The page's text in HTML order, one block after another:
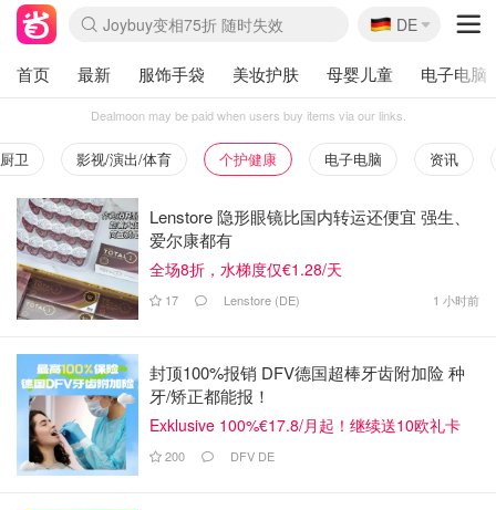
Joybuy变相75折 随时失效
🇩🇪
DE
首页 最新 服饰手袋 美妆护肤 母婴儿童 电子电脑
Dealmoon may be paid when users buy items via our links.
卫 影视/演出/体育 个护健康 电子电脑 资讯
Lenstore 隐形眼镜比国内转运还便宜 强生、
爱尔康都有
全场8折，水梯度仅€1.28/天
17 Lenstore (DE) 1 小时前
封顶100%报销 DFV德国超棒牙齿附加险 种
牙/矫正都能报！
Exklusive 100%€17.8/月起！继续送10欧礼卡
200 DFV DE